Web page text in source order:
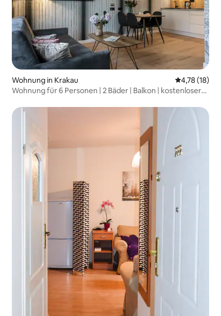
Wohnung in Krakau
4,78 (18)
Wohnung für 6 Personen | 2 Bäder | Balkon | kostenloser